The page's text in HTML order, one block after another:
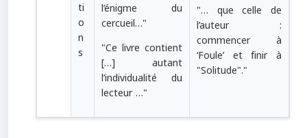
ti
o
n
s
l’énigme du
cercueil…"
"Ce livre contient
[…] autant
l’individualité du
lecteur …"
"… que celle de
l’auteur :
commencer à
‘Foule’ et finir à
"Solitude"."